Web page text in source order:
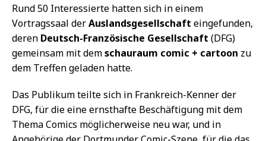
Rund 50 Interessierte hatten sich in einem
Vortragssaal derAuslandsgesellschaft eingefunden,
deren Deutsch-Französische Gesellschaft (DFG)
gemeinsam mit demschauraum comic + cartoon zu
dem Treffen geladen hatte.
Das Publikum teilte sich in Frankreich-Kenner der
DFG, für die eine ernsthafte Beschäftigung mit dem
Thema Comics möglicherweise neu war, und in